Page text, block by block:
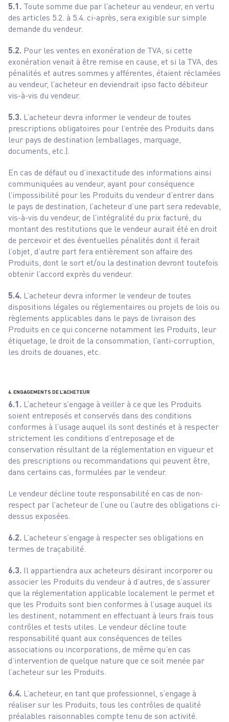
5.1. Toute somme due par l’acheteur au vendeur, en vertu
des articles 5.2. à 5.4. ci-après, sera exigible sur simple
demande du vendeur.
5.2. Pour les ventes en exonération de TVA, si cette
exonération venait à être remise en cause, et si la TVA, des
pénalités et autres sommes y afférentes, étaient réclamées
au vendeur, l’acheteur en deviendrait ipso facto débiteur
vis-à-vis du vendeur.
5.3. L’acheteur devra informer le vendeur de toutes
prescriptions obligatoires pour l’entrée des Produits dans
leur pays de destination (emballages, marquage,
documents, etc.).
En cas de défaut ou d’inexactitude des informations ainsi
communiquées au vendeur, ayant pour conséquence
l’impossibilité pour les Produits du vendeur d’entrer dans
le pays de destination, l’acheteur d’une part sera redevable,
vis-à-vis du vendeur, de l’intégralité du prix facturé, du
montant des restitutions que le vendeur aurait été en droit
de percevoir et des éventuelles pénalités dont il ferait
l’objet, d’autre part fera entièrement son affaire des
Produits, dont le sort et/ou la destination devront toutefois
obtenir l’accord exprès du vendeur.
5.4. L’acheteur devra informer le vendeur de toutes
dispositions légales ou réglementaires ou projets de lois ou
règlements applicables dans le pays de livraison des
Produits en ce qui concerne notamment les Produits, leur
étiquetage, le droit de la consommation, l’anti-corruption,
les droits de douanes, etc.
6. ENGAGEMENTS DE L’ACHETEUR
6.1. L’acheteur s’engage à veiller à ce que les Produits
soient entreposés et conservés dans des conditions
conformes à l’usage auquel ils sont destinés et à respecter
strictement les conditions d’entreposage et de
conservation résultant de la réglementation en vigueur et
des prescriptions ou recommandations qui peuvent être,
dans certains cas, formulées par le vendeur.
Le vendeur décline toute responsabilité en cas de non-
respect par l’acheteur de l’une ou l’autre des obligations ci-
dessus exposées.
6.2. L’acheteur s’engage à respecter ses obligations en
termes de traçabilité.
6.3. Il appartiendra aux acheteurs désirant incorporer ou
associer les Produits du vendeur à d’autres, de s’assurer
que la réglementation applicable localement le permet et
que les Produits sont bien conformes à l’usage auquel ils
les destinent, notamment en effectuant à leurs frais tous
contrôles et tests utiles. Le vendeur décline toute
responsabilité quant aux conséquences de telles
associations ou incorporations, de même qu’en cas
d’intervention de quelque nature que ce soit menée par
l’acheteur sur les Produits.
6.4. L’acheteur, en tant que professionnel, s’engage à
réaliser sur les Produits, tous les contrôles de qualité
préalables raisonnables compte tenu de son activité.